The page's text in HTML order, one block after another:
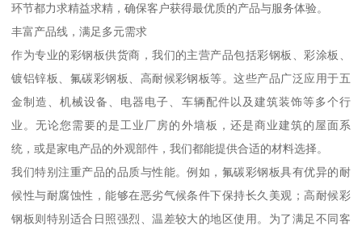
环节都力求精益求精，确保客户获得最优质的产品与服务体验。
丰富产品线，满足多元需求
作为专业的彩钢板供货商，我们的主营产品包括彩钢板、彩涂板、
镀铝锌板、氟碳彩钢板、高耐候彩钢板等。这些产品广泛应用于五
金制造、机械设备、电器电子、车辆配件以及建筑装饰等多个行
业。无论您需要的是工业厂房的外墙板，还是商业建筑的屋面系
统，或是家电产品的外观部件，我们都能提供合适的材料选择。
我们特别注重产品的品质与性能。例如，氟碳彩钢板具有优异的耐
候性与耐腐蚀性，能够在恶劣气候条件下保持长久美观；高耐候彩
钢板则特别适合日照强烈、温差较大的地区使用。为了满足不同客